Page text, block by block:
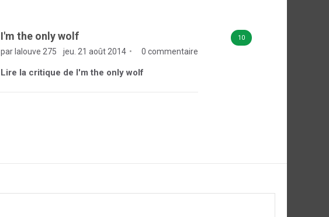
10
I'm the only wolf
par lalouve 275 jeu. 21 août 2014 0 commentaire
Lire la critique de I'm the only wolf